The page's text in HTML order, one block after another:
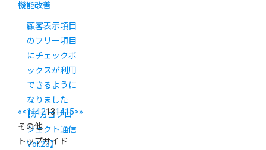
機能改善
顧客表示項目
のフリー項目
にチェックボ
ックスが利用
できるように
なりました
【新カゴプロ
ジェクト通信
Vol.23】
«<1112131415>»
その他
トップサイド